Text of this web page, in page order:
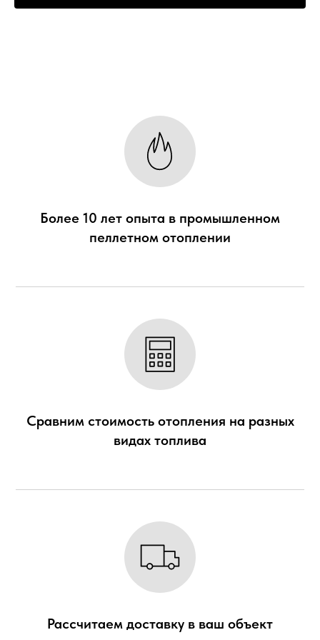
Более 10 лет опыта в промышленном
пеллетном отоплении
Сравним стоимость отопления на разных
видах топлива
Рассчитаем доставку в ваш объект